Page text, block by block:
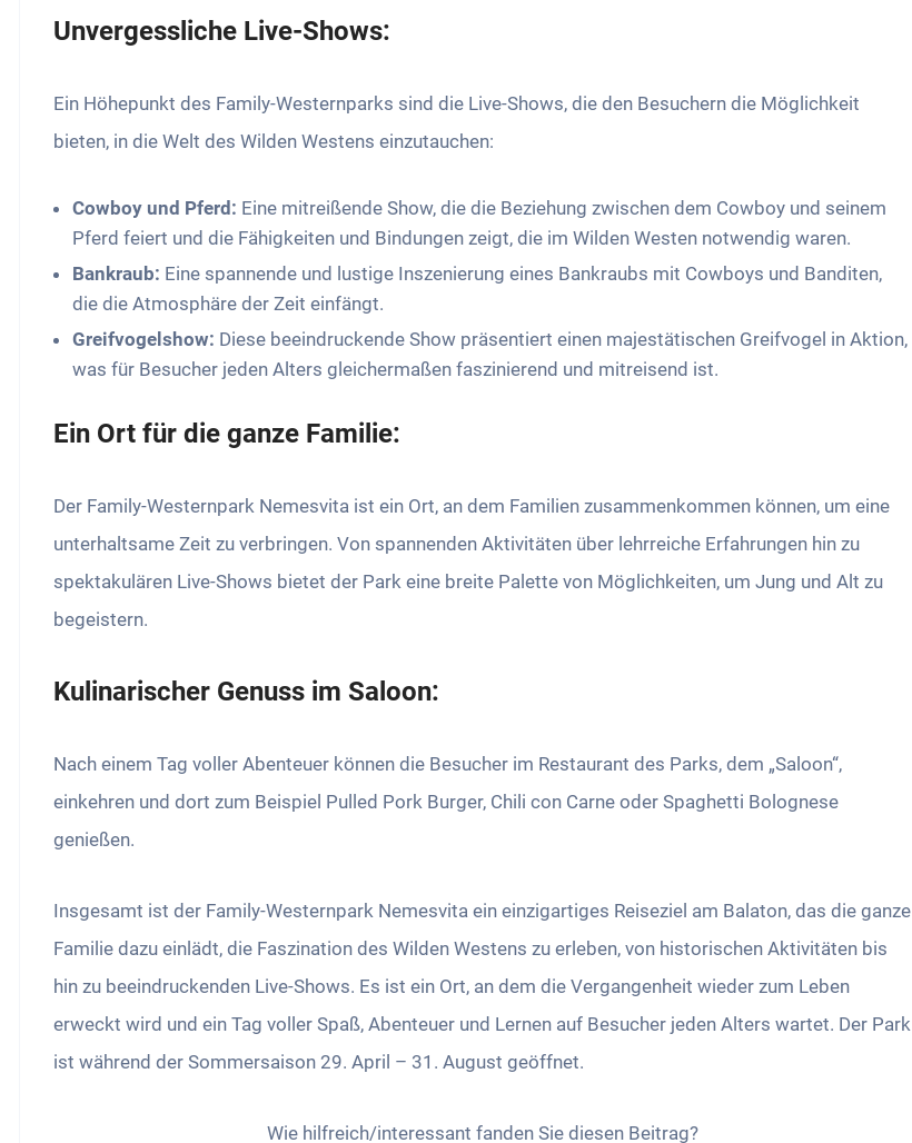
Unvergessliche Live-Shows:
Ein Höhepunkt des Family-Westernparks sind die Live-Shows, die den Besuchern die Möglichkeit
bieten, in die Welt des Wilden Westens einzutauchen:
Cowboy und Pferd: Eine mitreißende Show, die die Beziehung zwischen dem Cowboy und seinem
Pferd feiert und die Fähigkeiten und Bindungen zeigt, die im Wilden Westen notwendig waren.
Bankraub: Eine spannende und lustige Inszenierung eines Bankraubs mit Cowboys und Banditen,
die die Atmosphäre der Zeit einfängt.
Greifvogelshow: Diese beeindruckende Show präsentiert einen majestätischen Greifvogel in Aktion,
was für Besucher jeden Alters gleichermaßen faszinierend und mitreisend ist.
Ein Ort für die ganze Familie:
Der Family-Westernpark Nemesvita ist ein Ort, an dem Familien zusammenkommen können, um eine
unterhaltsame Zeit zu verbringen. Von spannenden Aktivitäten über lehrreiche Erfahrungen hin zu
spektakulären Live-Shows bietet der Park eine breite Palette von Möglichkeiten, um Jung und Alt zu
begeistern.
Kulinarischer Genuss im Saloon:
Nach einem Tag voller Abenteuer können die Besucher im Restaurant des Parks, dem „Saloon“,
einkehren und dort zum Beispiel Pulled Pork Burger, Chili con Carne oder Spaghetti Bolognese
genießen.
Insgesamt ist der Family-Westernpark Nemesvita ein einzigartiges Reiseziel am Balaton, das die ganze
Familie dazu einlädt, die Faszination des Wilden Westens zu erleben, von historischen Aktivitäten bis
hin zu beeindruckenden Live-Shows. Es ist ein Ort, an dem die Vergangenheit wieder zum Leben
erweckt wird und ein Tag voller Spaß, Abenteuer und Lernen auf Besucher jeden Alters wartet. Der Park
ist während der Sommersaison 29. April – 31. August geöffnet.
Wie hilfreich/interessant fanden Sie diesen Beitrag?